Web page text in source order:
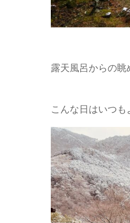
露天風呂からの眺
こんな日はいつ